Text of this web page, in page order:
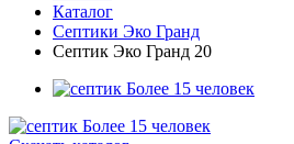
Каталог
Септики Эко Гранд
Септик Эко Гранд 20